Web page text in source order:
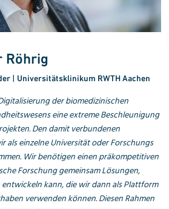
Röhrig
| Universitätsklinikum RWTH Aachen
der biomedizinischen
eine extreme Beschleunigung
Den damit verbundenen
einzelne Universität oder Forschungs
Wir benötigen einen präkompetitiven
For­schung gemeinsam Lösungen,
kann, die wir dann als Plattform
verwenden können. Diesen Rahmen